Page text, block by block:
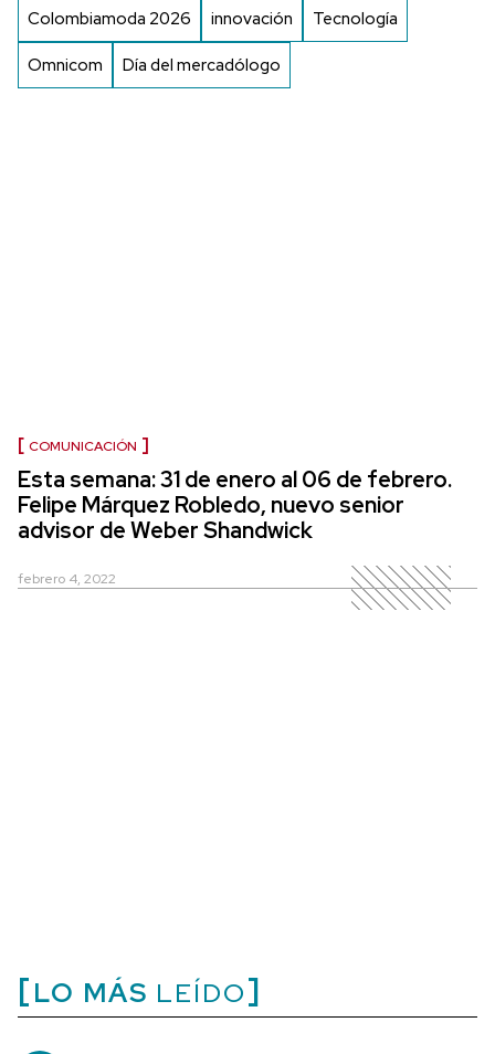
Colombiamoda 2026 innovación Tecnología
Omnicom Día del mercadólogo
COMUNICACIÓN
Esta semana: 31 de enero al 06 de febrero.
Felipe Márquez Robledo, nuevo senior
advisor de Weber Shandwick
febrero 4, 2022
LO MÁS LEÍDO